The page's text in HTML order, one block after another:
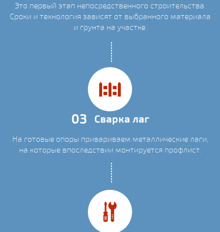
Это первый этап непосредственного строительства.
Сроки и технология зависят от выбранного материала
и грунта на участке.
03 Сварка лаг
На готовые опоры привариваем металлические лаги,
на которые впоследствии монтируется профлист.